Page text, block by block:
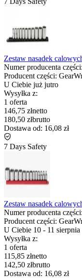
Zestaw nasadek
Numer producenta części:
Producent części:
U Ciebie już jutro
Wysyłka z:
1 oferta
146,75 złnetto
180,50 złbrutto
Dostawa od: 16,08 zł
7 Days Safety
Zestaw nasadek
Numer producenta części:
Producent części:
U Ciebie 10 - 11 sierpnia
Wysyłka z:
1 oferta
115,85 złnetto
142,50 złbrutto
Dostawa od: 16,08 zł